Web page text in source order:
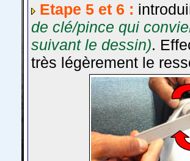
Etape 5 et 6 :
de clé/pince qui
suivant le dessin).
très légèrement le